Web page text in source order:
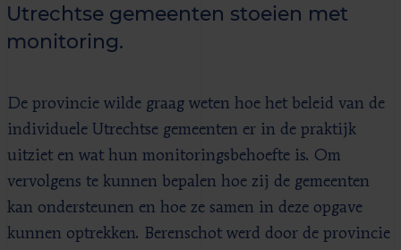
Utrechtse gemeenten stoeien met
monitoring.
De provincie wilde graag weten hoe het beleid van de
individuele Utrechtse gemeenten er in de praktijk
uitziet en wat hun monitoringsbehoefte is. Om
vervolgens te kunnen bepalen hoe zij de gemeenten
kan ondersteunen en hoe ze samen in deze opgave
kunnen optrekken. Berenschot werd door de provincie